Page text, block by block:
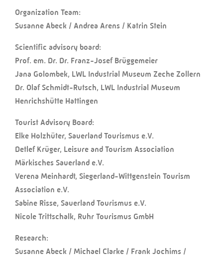
Organization Team:
Susanne Abeck / Andrea Arens / Katrin Stein
Scientific advisory board:
Prof. em. Dr. Dr. Franz-Josef Brüggemeier
Jana Golombek, LWL Industrial Museum Zeche Zollern
Dr. Olaf Schmidt-Rutsch, LWL Industrial Museum
Henrichshütte Hattingen
Tourist Advisory Board:
Elke Holzhüter, Sauerland Tourismus e.V.
Detlef Krüger, Leisure and Tourism Association
Märkisches Sauerland e.V.
Verena Meinhardt, Siegerland-Wittgenstein Tourism
Association e.V.
Sabine Risse, Sauerland Tourismus e.V.
Nicole Trittschalk, Ruhr Tourismus GmbH
Research:
Susanne Abeck / Michael Clarke / Frank Jochims /